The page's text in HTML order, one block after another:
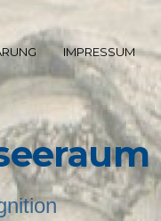
IMPRESSUM